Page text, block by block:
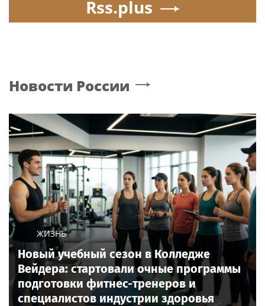
Rss.plus
Новости России
ЖИЗНЬ
Новый учебный сезон в Колледже
Вейдера: стартовали очные программы
подготовки фитнес-тренеров и
специалистов индустрии здоровья